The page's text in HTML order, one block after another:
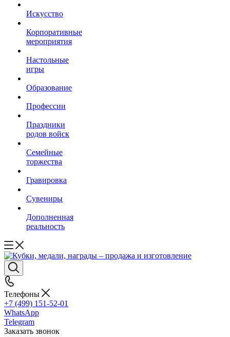
Искусство
Корпоративные
мероприятия
Настольные
игры
Образование
Профессии
Праздники
родов войск
Семейные
торжества
Гравировка
Сувениры
Дополненная
реальность
Телефоны
+7 (499) 151-52-01
WhatsApp
Telegram
Заказать звонок